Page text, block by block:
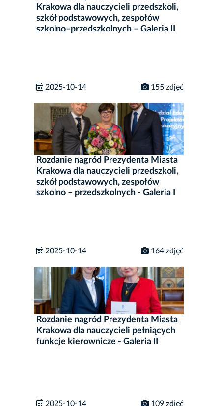
Krakowa dla nauczycieli przedszkoli,
szkół podstawowych, zespołów
szkolno–przedszkolnych – Galeria II
2025-10-14 155 zdjęć
Rozdanie nagród Prezydenta Miasta
Krakowa dla nauczycieli przedszkoli,
szkół podstawowych, zespołów
szkolno – przedszkolnych - Galeria I
2025-10-14 164 zdjęć
Rozdanie nagród Prezydenta Miasta
Krakowa dla nauczycieli pełniących
funkcje kierownicze - Galeria II
2025-10-14 109 zdjęć